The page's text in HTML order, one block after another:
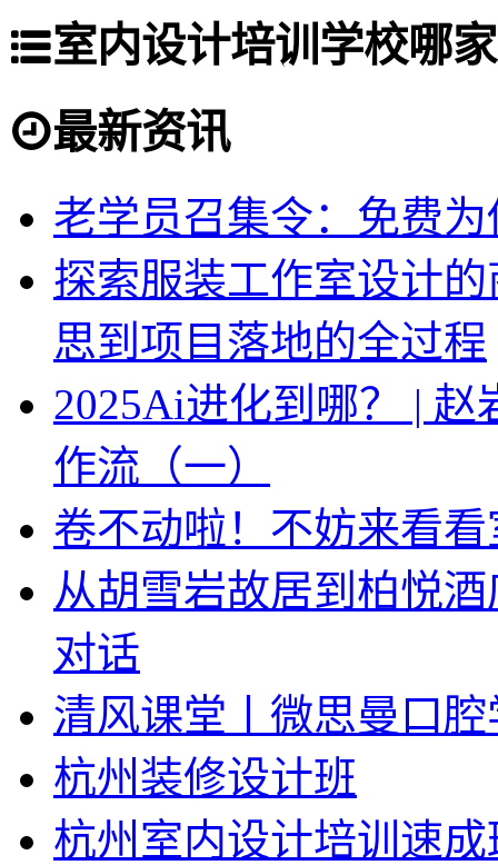
室内设计培训学校哪
最新资讯
老学员召集令：免费
探索服装工作室设计
思到项目落地的全过程
2025Ai进化到哪？ |
作流（一）
卷不动啦！不妨来看
从胡雪岩故居到柏悦
对话
清风课堂丨微思曼口
杭州装修设计班
杭州室内设计培训速成